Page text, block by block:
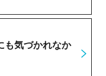
も気づかれなか